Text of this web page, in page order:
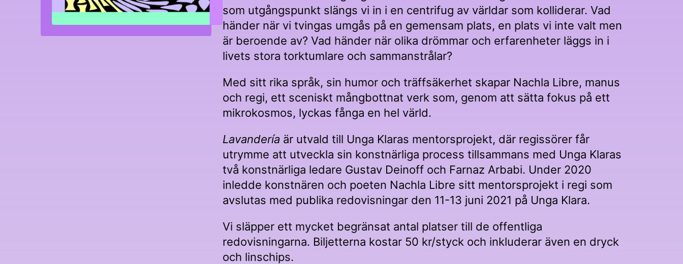
som utgångspunkt slängs vi in i en centrifug av världar som kolliderar. Vad
händer när vi tvingas umgås på en gemensam plats, en plats vi inte valt men
är beroende av? Vad händer när olika drömmar och erfarenheter läggs in i
livets stora torktumlare och sammanstrålar?
Med sitt rika språk, sin humor och träffsäkerhet skapar Nachla Libre, manus
och regi, ett sceniskt mångbottnat verk som, genom att sätta fokus på ett
mikrokosmos, lyckas fånga en hel värld.
Lavandería är utvald till Unga Klaras mentorsprojekt, där regissörer får
utrymme att utveckla sin konstnärliga process tillsammans med Unga Klaras
två konstnärliga ledare Gustav Deinoff och Farnaz Arbabi. Under 2020
inledde konstnären och poeten Nachla Libre sitt mentorsprojekt i regi som
avslutas med publika redovisningar den 11-13 juni 2021 på Unga Klara.
Vi släpper ett mycket begränsat antal platser till de offentliga
redovisningarna. Biljetterna kostar 50 kr/styck och inkluderar även en dryck
och linschips.